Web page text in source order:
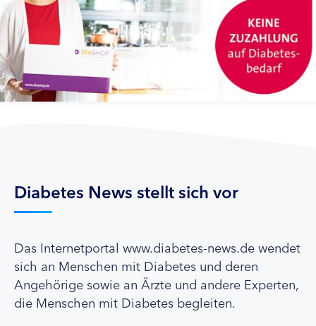
Diabetes News stellt sich vor
Das Internetportal www.diabetes-news.de wendet
sich an Menschen mit Diabetes und deren
Angehörige sowie an Ärzte und andere Experten,
die Menschen mit Diabetes begleiten.